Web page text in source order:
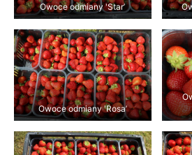
Owoce odmiany 'Star’
Owoce odmiany 'Rosa’